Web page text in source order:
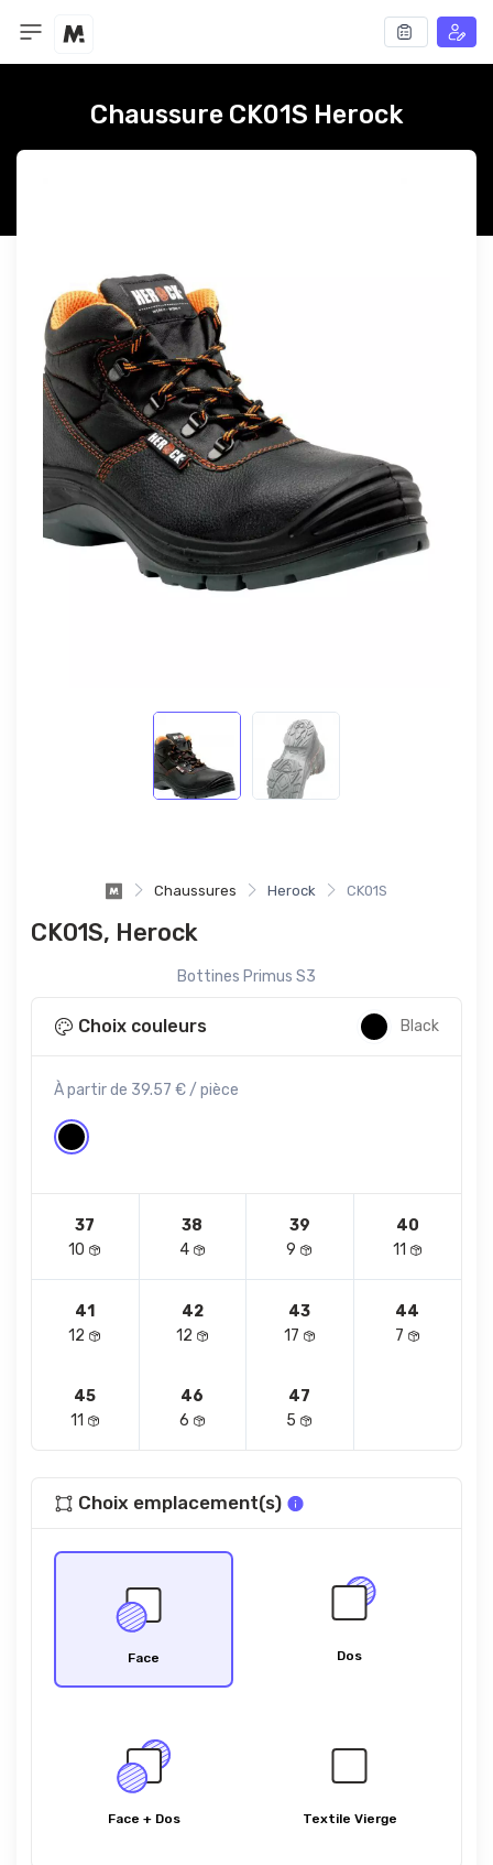
Chaussure CK01S Herock
Chaussures Herock CK01S
CK01S, Herock
Bottines Primus S3
Choix couleurs Black
À partir de 39.57 € / pièce
37
10
38
4
39
9
40
11
41
12
42
12
43
17
44
7
45
11
46
6
47
5
Choix emplacement(s)
Face Dos
Face + Dos Textile Vierge